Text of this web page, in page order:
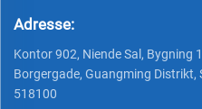
Adresse:
Kontor 902, Niende Sal, Bygning
Borgergade, Guangming Distrikt,
518100